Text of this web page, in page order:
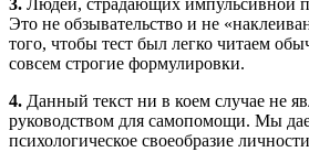
Это не обзывательство и не
того, чтобы тест был легко читаем
совсем строгие формулировки.
4. Данный текст ни в коем случае не
руководством для самопомощи. Мы
психологическое своеобразие